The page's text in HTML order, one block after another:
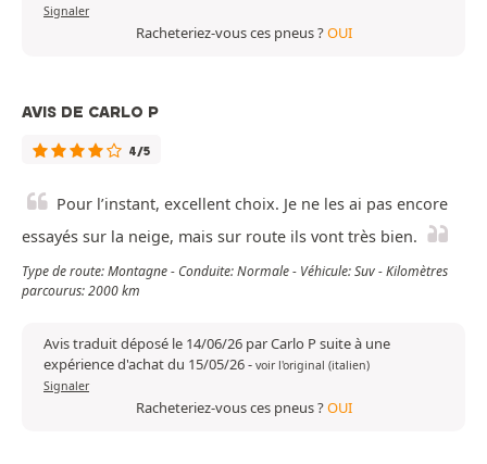
Signaler
Racheteriez-vous ces pneus ?OUI
AVIS DE CARLO P
4/5
Pour l’instant, excellent choix. Je ne les ai pas encore
essayés sur la neige, mais sur route ils vont très bien.
Type de route: Montagne - Conduite: Normale - Véhicule: Suv - Kilomètres
parcourus: 2000 km
Avis traduit déposé le 14/06/26 par Carlo P suite à une
expérience d'achat du 15/05/26- voir l'original (italien)
Signaler
Racheteriez-vous ces pneus ?OUI